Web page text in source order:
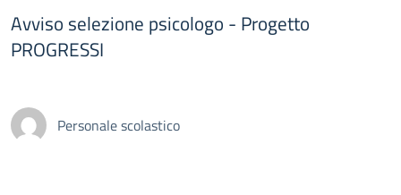
Avviso selezione psicologo - Progetto
PROGRESSI
Personale scolastico